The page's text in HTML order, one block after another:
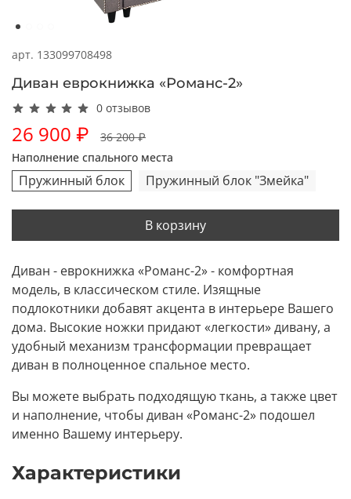
Диван - еврокнижка «Романс-2» - комфортная
модель, в классическом стиле. Изящные
подлокотники добавят акцента в интерьере Вашего
дома. Высокие ножки придают «легкости» дивану, а
удобный механизм трансформации превращает
диван в полноценное спальное место.
Вы можете выбрать подходящую ткань, а также цвет
и наполнение, чтобы диван «Романс-2» подошел
именно Вашему интерьеру.
Характеристики
арт. 133099708498
Диван еврокнижка «Романс-2»
0 отзывов
26 900 ₽
36 200 ₽
Наполнение спального места
Пружинный блок Пружинный блок "Змейка"
В корзину